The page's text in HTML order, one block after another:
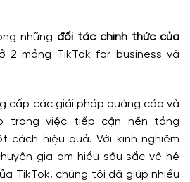
những đối tác chính thức của
2 mảng TikTok for business và
cấp các giải pháp quảng cáo và
trong việc tiếp cận nền tảng
cách hiệu quả. Với kinh nghiệm
gia am hiểu sâu sắc về hệ
TikTok, chúng tôi đã giúp nhiều